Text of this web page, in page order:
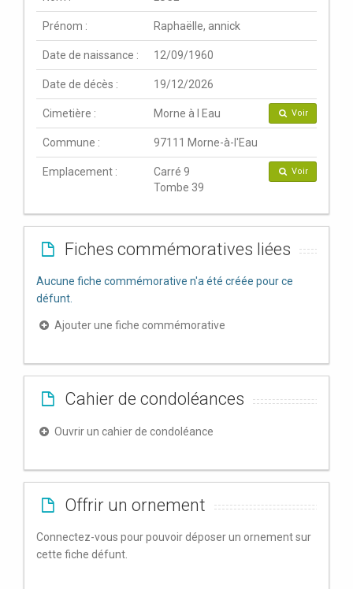
Prénom : Raphaëlle, annick
Date de naissance : 12/09/1960
Date de décès : 19/12/2026
Cimetière : Morne à l Eau Voir
Commune : 97111 Morne-à-l'Eau
Emplacement :
Carré 9
Tombe 39
Voir
Fiches commémoratives liées
Aucune fiche commémorative n'a été créée pour ce
défunt.
Ajouter une fiche commémorative
Cahier de condoléances
Ouvrir un cahier de condoléance
Offrir un ornement
Connectez-vous pour pouvoir déposer un ornement sur
cette fiche défunt.